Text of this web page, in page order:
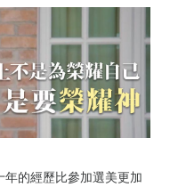
的經歷比參加選美更加